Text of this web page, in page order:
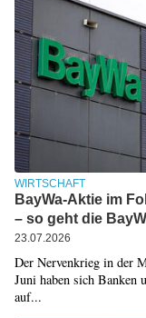
WIRTSCHAFT
BayWa-Aktie im
– so geht die
23.07.2026
Der Nervenkrieg in der
Juni haben sich Banken
auf...